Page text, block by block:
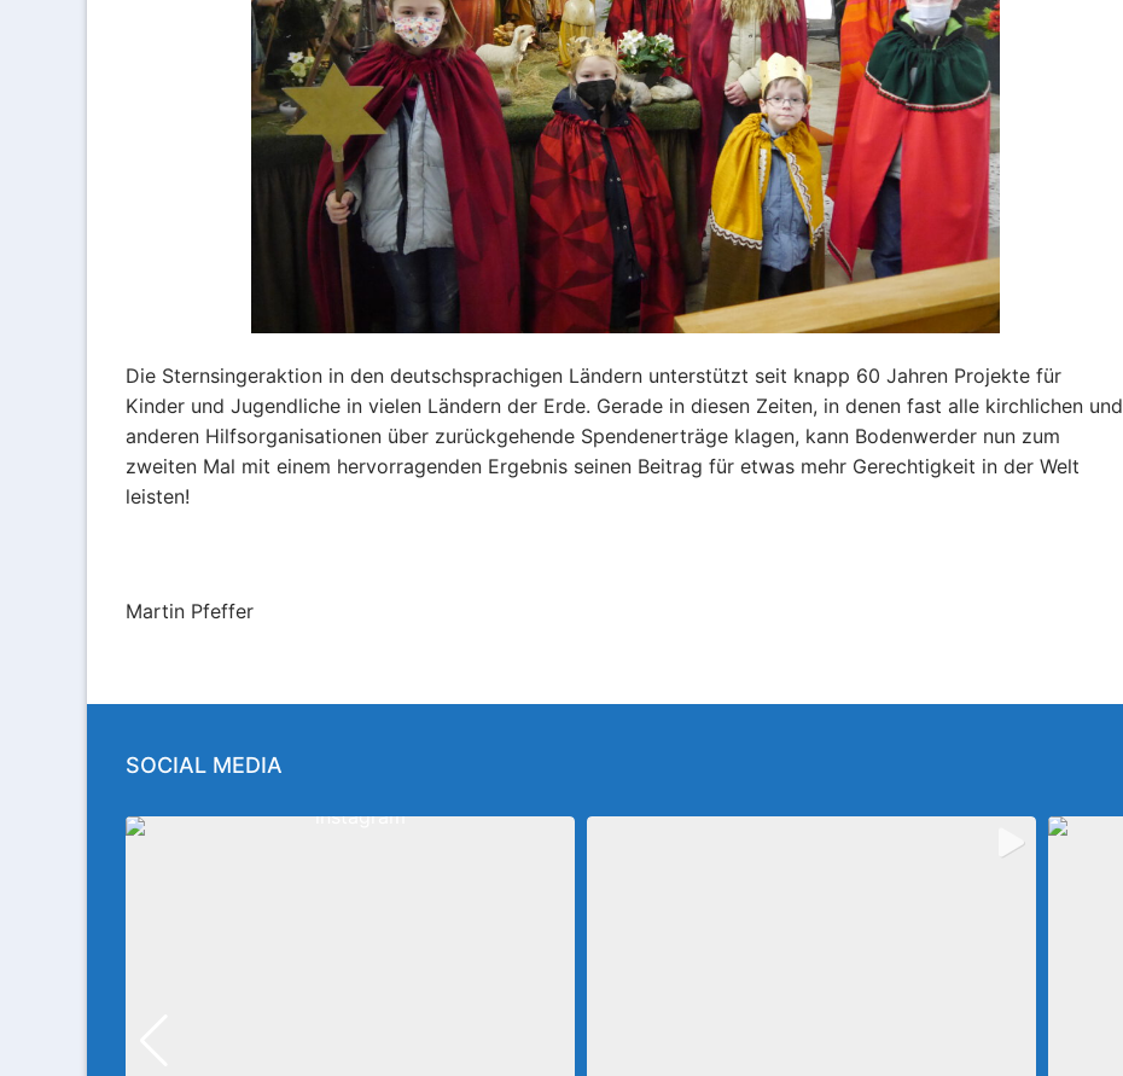
Die Sternsingeraktion in den deutschsprachigen Ländern unterstützt seit knapp 60 Jahren Projekte für
Kinder und Jugendliche in vielen Ländern der Erde. Gerade in diesen Zeiten, in denen fast alle kirchlichen und
anderen Hilfsorganisationen über zurückgehende Spendenerträge klagen, kann Bodenwerder nun zum
zweiten Mal mit einem hervorragenden Ergebnis seinen Beitrag für etwas mehr Gerechtigkeit in der Welt
leisten!
Martin Pfeffer
SOCIAL MEDIA